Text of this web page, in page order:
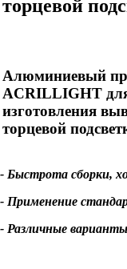
торцевой
Алюминиевый
ACRILLIGHT
изготовления
торцевой
- Быстрота сборки,
- Применение
- Различные